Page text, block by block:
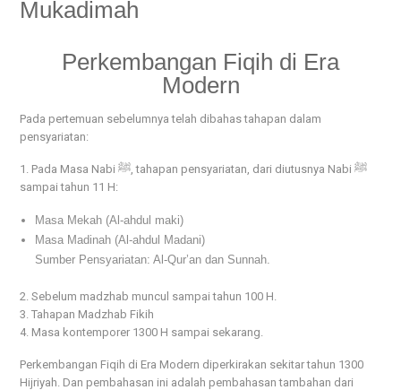
Mukadimah
Perkembangan Fiqih di Era
Modern
Pada pertemuan sebelumnya telah dibahas tahapan dalam
pensyariatan:
1. Pada Masa Nabi ﷺ, tahapan pensyariatan, dari diutusnya Nabi ﷺ
sampai tahun 11 H:
Masa Mekah (Al-ahdul maki)
Masa Madinah (Al-ahdul Madani)
Sumber Pensyariatan: Al-Qur’an dan Sunnah.
2. Sebelum madzhab muncul sampai tahun 100 H.
3. Tahapan Madzhab Fikih
4. Masa kontemporer 1300 H sampai sekarang.
Perkembangan Fiqih di Era Modern diperkirakan sekitar tahun 1300
Hijriyah. Dan pembahasan ini adalah pembahasan tambahan dari